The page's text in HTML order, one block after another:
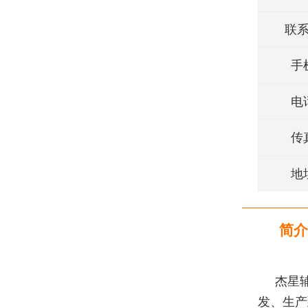
联
手
电
传
地
简介
杰星
发、生